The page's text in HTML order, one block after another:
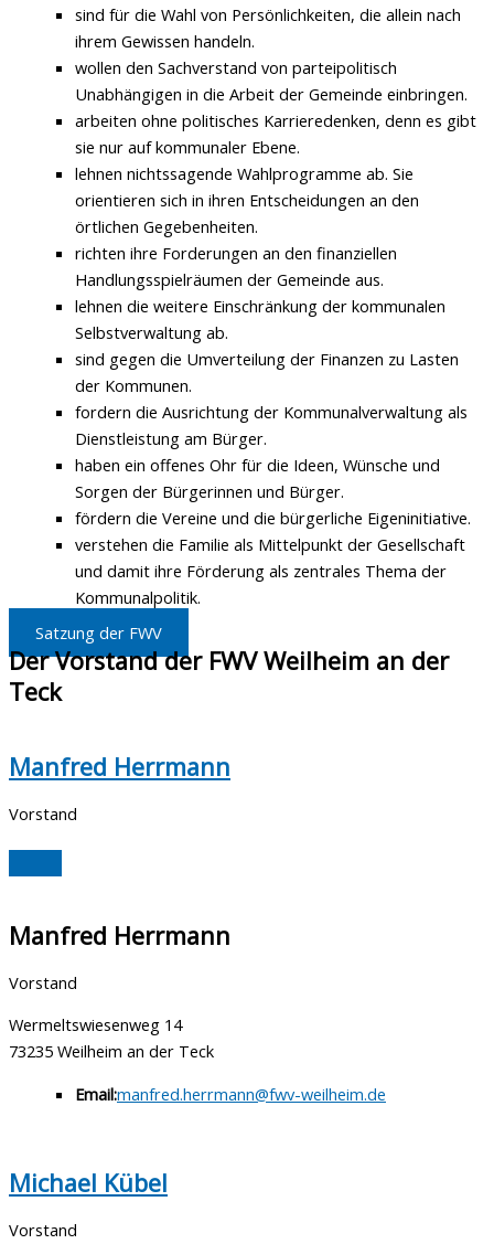
sind für die Wahl von Persönlichkeiten, die allein nach
ihrem Gewissen handeln.
wollen den Sachverstand von parteipolitisch
Unabhängigen in die Arbeit der Gemeinde einbringen.
arbeiten ohne politisches Karrieredenken, denn es gibt
sie nur auf kommunaler Ebene.
lehnen nichtssagende Wahlprogramme ab. Sie
orientieren sich in ihren Entscheidungen an den
örtlichen Gegebenheiten.
richten ihre Forderungen an den finanziellen
Handlungsspielräumen der Gemeinde aus.
lehnen die weitere Einschränkung der kommunalen
Selbstverwaltung ab.
sind gegen die Umverteilung der Finanzen zu Lasten
der Kommunen.
fordern die Ausrichtung der Kommunalverwaltung als
Dienstleistung am Bürger.
haben ein offenes Ohr für die Ideen, Wünsche und
Sorgen der Bürgerinnen und Bürger.
fördern die Vereine und die bürgerliche Eigeninitiative.
verstehen die Familie als Mittelpunkt der Gesellschaft
und damit ihre Förderung als zentrales Thema der
Kommunalpolitik.
Satzung der FWV
Der Vorstand der FWV Weilheim an der
Teck
Manfred Herrmann
Vorstand
Manfred Herrmann
Vorstand
Wermeltswiesenweg 14
73235 Weilheim an der Teck
Email:manfred.herrmann@fwv-weilheim.de
Michael Kübel
Vorstand